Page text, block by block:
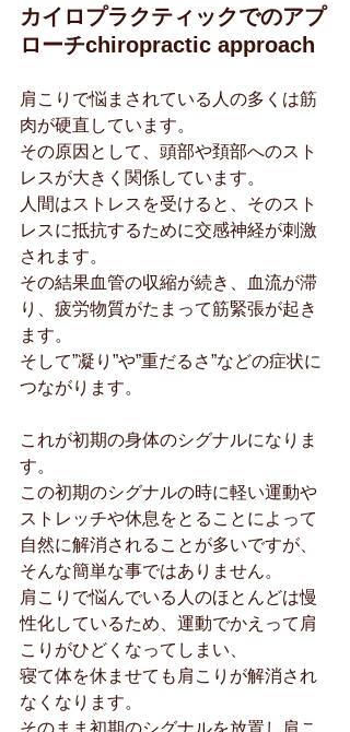
カイロプラクティックでのアプ
ローチchiropractic approach
肩こりで悩まされている人の多くは筋
肉が硬直しています。
その原因として、頭部や頚部へのスト
レスが大きく関係しています。
人間はストレスを受けると、そのスト
レスに抵抗するために交感神経が刺激
されます。
その結果血管の収縮が続き、血流が滞
り、疲労物質がたまって筋緊張が起き
ます。
そして”凝り”や”重だるさ”などの症状に
つながります。
これが初期の身体のシグナルになりま
す。
この初期のシグナルの時に軽い運動や
ストレッチや休息をとることによって
自然に解消されることが多いですが、
そんな簡単な事ではありません。
肩こりで悩んでいる人のほとんどは慢
性化しているため、運動でかえって肩
こりがひどくなってしまい、
寝て体を休ませても肩こりが解消され
なくなります。
そのまま初期のシグナルを放置し肩こ